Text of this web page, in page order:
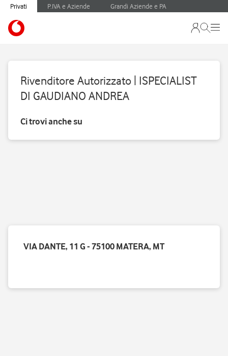
Privati P.IVA e Aziende Grandi Aziende e PA
Rivenditore Autorizzato | ISPECIALIST
DI GAUDIANO ANDREA
Ci trovi anche su
VIA DANTE, 11 G - 75100 MATERA, MT